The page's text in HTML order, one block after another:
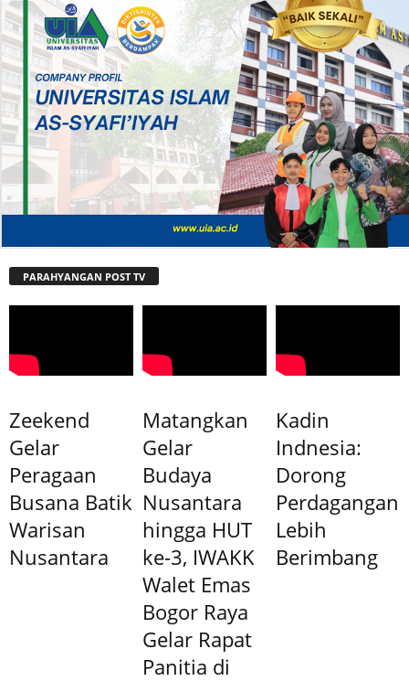
PARAHYANGAN POST TV
Zeekend
Gelar
Peragaan
Busana Batik
Warisan
Nusantara
Matangkan
Gelar
Budaya
Nusantara
hingga HUT
ke-3, IWAKK
Walet Emas
Bogor Raya
Gelar Rapat
Panitia di
Kadin
Indnesia:
Dorong
Perdagangan
Lebih
Berimbang